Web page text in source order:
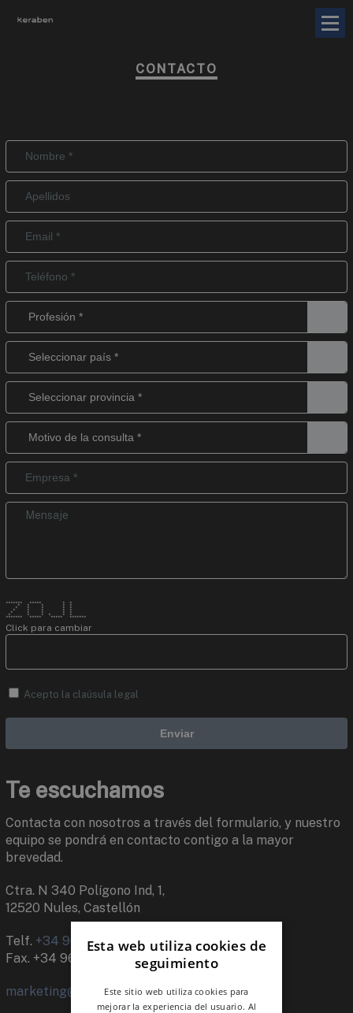
CONTACTO
******* ***** * *
* * * * *
* * * * *
* * * * *
* * * * *
* * * * * *
******* ***** ***** *******
Click para cambiar
Acepto la claúsula legal
Te escuchamos
Contacta con nosotros a través del formulario, y nuestro
equipo se pondrá en contacto contigo a la mayor
brevedad.
Ctra. N 340 Polígono Ind, 1,
12520 Nules, Castellón
Telf. +34 964 659 500
Fax. +34 964 674 245
marketing@keraben.com
Esta web utiliza cookies de
seguimiento
Este sitio web utiliza cookies para
mejorar la experiencia del usuario. Al